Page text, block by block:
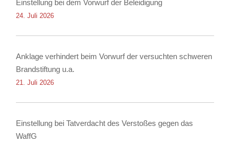
Einstellung bei dem Vorwurf der Beleidigung
24. Juli 2026
Anklage verhindert beim Vorwurf der versuchten schweren
Brandstiftung u.a.
21. Juli 2026
Einstellung bei Tatverdacht des Verstoßes gegen das
WaffG